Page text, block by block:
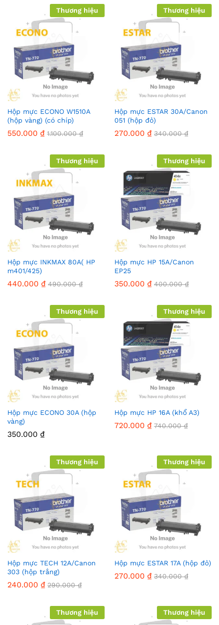
Thương hiệu
Hộp mực ECONO W1510A
(hộp vàng) (có chíp)
550.000 ₫ 1.100.000₫
Thương hiệu
Hộp mực ESTAR 30A/Canon
051 (hộp đỏ)
270.000 ₫ 340.000₫
Thương hiệu
Hộp mực INKMAX 80A( HP
m401/425)
440.000 ₫ 490.000₫
Thương hiệu
Hộp mực HP 15A/Canon
EP25
350.000 ₫ 400.000₫
Thương hiệu
Hộp mực ECONO 30A (hộp
vàng)
350.000 ₫
Thương hiệu
Hộp mực HP 16A (khổ A3)
720.000 ₫ 740.000₫
Thương hiệu
Hộp mực TECH 12A/Canon
303 (hộp trắng)
240.000 ₫ 290.000₫
Thương hiệu
Hộp mực ESTAR 17A (hộp đỏ)
270.000 ₫ 340.000₫
Thương hiệu Thương hiệu